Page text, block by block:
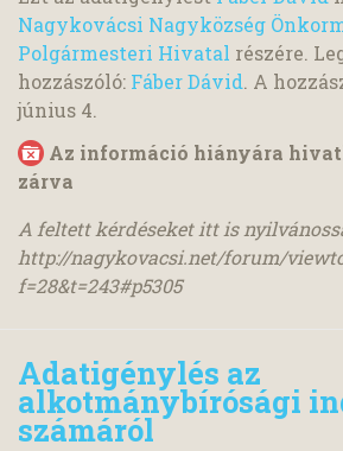
Nagykovácsi Nagyközség
Polgármesteri Hivatal részére.
hozzászóló: Fáber Dávid. A
június 4.
Az információ hiányára
zárva
A feltett kérdéseket itt is
http://nagykovacsi.net/forum/
f=28&t=243#p5305
Adatigénylés az
alkotmánybírósági
számáról